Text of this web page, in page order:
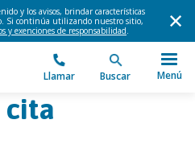
y los avisos, brindar características
Si continúa utilizando nuestro sitio,
y exenciones de responsabilidad.
Llamar Buscar Menú
cita